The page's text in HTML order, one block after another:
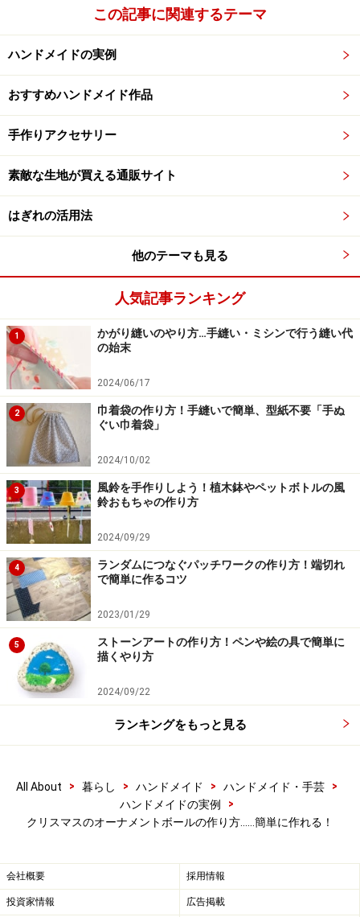
表面の一枚を、ボール型に貼りやすいように、適当な大
きさにカットします。使用したい柄があれば、その部分
もカットします。
【手順3】
カットしたペーパーに、破かないようにのりを塗り、ボ
ール型に貼っていきます。のりは少なすぎると貼れない
し、多すぎるとベタベタするので、適量を塗るよう気を
ナプキンの柄を上手く利用して、仕上げて
いきましょう
【手順4】
今回は、ボール全体にペーパーを貼った後に、さらに使
用したいモチーフを切り取ったものを、重ねて貼り合せ
ました。
【手順5】
全て貼り終えれば、のりを乾燥させます。
【手順6】
輪を作り、その中心をリボンで包み、後ろを少し縫って
固定させます。
この記事に関連するテーマ
ハンドメイドの実例
おすすめハンドメイド作品
手作りアクセサリー
素敵な生地が買える通販サイト
はぎれの活用法
他のテーマも見る
人気記事ランキング
1
かがり縫いのやり方…手縫い・ミシンで行う縫い代
の始末
2024/06/17
2
巾着袋の作り方！手縫いで簡単、型紙不要「手ぬ
ぐい巾着袋」
2024/10/02
3
風鈴を手作りしよう！植木鉢やペットボトルの風
鈴おもちゃの作り方
2024/09/29
4
ランダムにつなぐパッチワークの作り方！端切れ
で簡単に作るコツ
2023/01/29
5
ストーンアートの作り方！ペンや絵の具で簡単に
描くやり方
2024/09/22
ランキングをもっと見る
All About > 暮らし > ハンドメイド > ハンドメイド・手芸
>
ハンドメイドの実例
>
クリスマスのオーナメントボールの作り方……簡単に作れる！
会社概要 採用情報
投資家情報 広告掲載